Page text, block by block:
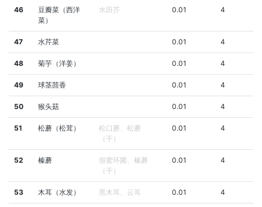
46
豆瓣菜（西洋
菜）
水田芥 0.01 4
47 水芹菜 0.01 4
48 菊芋（洋姜） 0.01 4
49 球茎茴香 0.01 4
50 猴头菇 0.01 4
51 松蘑（松茸）
松口蘑、松蘑
（干）
0.01 4
52 榛蘑
假蜜环菌、榛蘑
（干）
0.01 4
53 木耳（水发） 黑木耳、云耳 0.01 4